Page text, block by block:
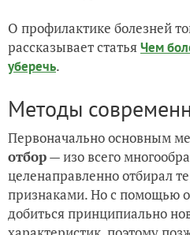
О профилактике болезней
рассказывает статьяЧем
уберечь.
Методы
Первоначально основным
отбор— изо всего
целенаправленно отбирал
признаками. Но с помощью
добиться принципиально